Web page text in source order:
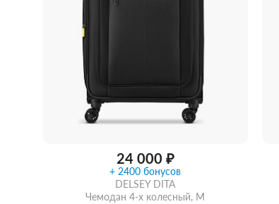
Купить подарочную карту
Женские зонты Doppler
Подарочная карта
Купить подарочную карту
24 000 ₽
+ 2400 бонусов
DELSEY DITA
Чемодан 4-х колесный, M